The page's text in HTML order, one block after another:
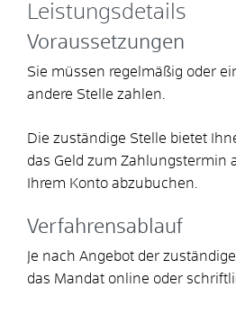
Leistungsdetails
Voraussetzungen
Sie müssen regelmäßig oder
andere Stelle zahlen.
Die zuständige Stelle bietet
das Geld zum Zahlungstermin
Ihrem Konto abzubuchen.
Verfahrensablauf
Je nach Angebot der
das Mandat online oder